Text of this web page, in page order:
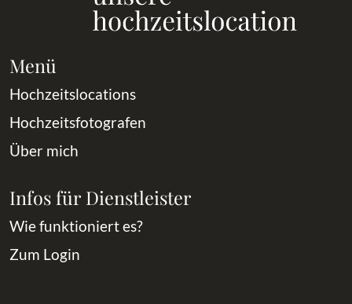
Menü
Hochzeitslocations
Hochzeitsfotografen
Über mich
Infos für Dienstleister
Wie funktioniert es?
Zum Login